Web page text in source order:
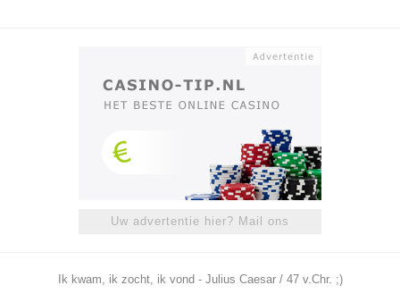
Uw advertentie hier? Mail ons
Ik kwam, ik zocht, ik vond - Julius Caesar / 47 v.Chr. ;)